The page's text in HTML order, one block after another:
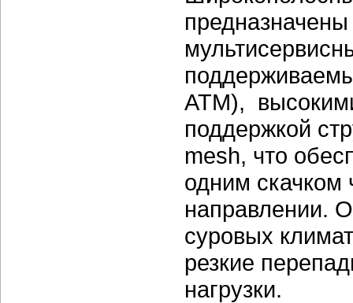
АТМ),
поддержкой
mesh, что
одним скачком
направлении.
суровых
резкие
нагрузки.